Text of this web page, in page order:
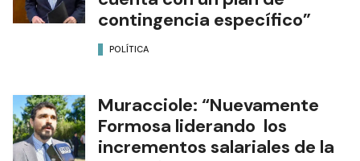
contingencia específico”
POLÍTICA
Muracciole: “Nuevamente
Formosa liderando los
incrementos salariales de la